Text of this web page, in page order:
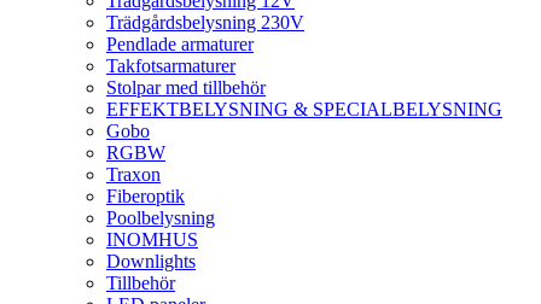
Trädgårdsbelysning 230V
Pendlade armaturer
Takfotsarmaturer
Stolpar med tillbehör
EFFEKTBELYSNING & SPECIALBELYSNING
Gobo
RGBW
Traxon
Fiberoptik
Poolbelysning
INOMHUS
Downlights
Tillbehör